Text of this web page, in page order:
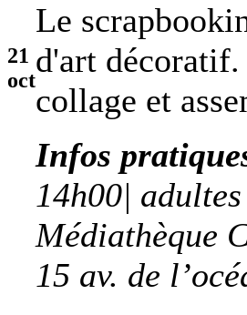
21
oct
Le
d'art
collage et
Infos
14h00|
Médiathèque
15 av. de